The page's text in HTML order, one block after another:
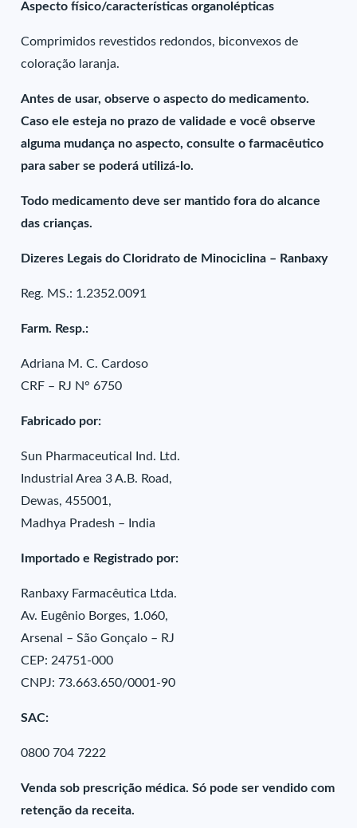
Aspecto físico/características organolépticas
Comprimidos revestidos redondos, biconvexos de
coloração laranja.
Antes de usar, observe o aspecto do medicamento.
Caso ele esteja no prazo de validade e você observe
alguma mudança no aspecto, consulte o farmacêutico
para saber se poderá utilizá-lo.
Todo medicamento deve ser mantido fora do alcance
das crianças.
Dizeres Legais do Cloridrato de Minociclina – Ranbaxy
Reg. MS.: 1.2352.0091
Farm. Resp.:
Adriana M. C. Cardoso
CRF – RJ N° 6750
Fabricado por:
Sun Pharmaceutical Ind. Ltd.
Industrial Area 3 A.B. Road,
Dewas, 455001,
Madhya Pradesh – India
Importado e Registrado por:
Ranbaxy Farmacêutica Ltda.
Av. Eugênio Borges, 1.060,
Arsenal – São Gonçalo – RJ
CEP: 24751-000
CNPJ: 73.663.650/0001-90
SAC:
0800 704 7222
Venda sob prescrição médica. Só pode ser vendido com
retenção da receita.